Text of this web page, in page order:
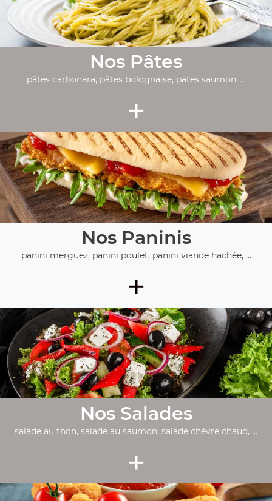
Nos Pâtes
pâtes carbonara, pâtes bolognaise, pâtes saumon, ...
+
Nos Paninis
panini merguez, panini poulet, panini viande hachée, ...
+
Nos Salades
salade au thon, salade au saumon, salade chèvre chaud, ...
+